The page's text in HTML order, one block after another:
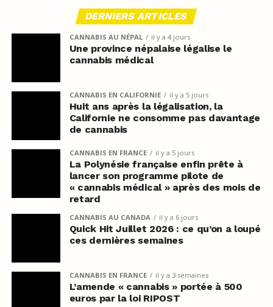
DERNIERS ARTICLES
CANNABIS AU NÉPAL il y a 4 jours
Une province népalaise légalise le
cannabis médical
CANNABIS EN CALIFORNIE il y a 5 jours
Huit ans après la légalisation, la
Californie ne consomme pas davantage
de cannabis
CANNABIS EN FRANCE il y a 5 jours
La Polynésie française enfin prête à
lancer son programme pilote de
« cannabis médical » après des mois de
retard
CANNABIS AU CANADA il y a 6 jours
Quick Hit Juillet 2026 : ce qu’on a loupé
ces dernières semaines
CANNABIS EN FRANCE il y a 3 semaines
L’amende « cannabis » portée à 500
euros par la loi RIPOST